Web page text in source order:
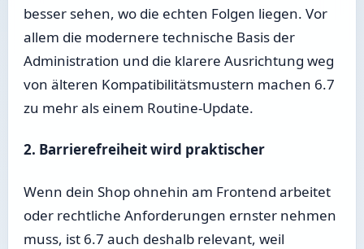
besser sehen, wo die echten Folgen liegen. Vor
allem die modernere technische Basis der
Administration und die klarere Ausrichtung weg
von älteren Kompatibilitätsmustern machen 6.7
zu mehr als einem Routine-Update.
2. Barrierefreiheit wird praktischer
Wenn dein Shop ohnehin am Frontend arbeitet
oder rechtliche Anforderungen ernster nehmen
muss, ist 6.7 auch deshalb relevant, weil